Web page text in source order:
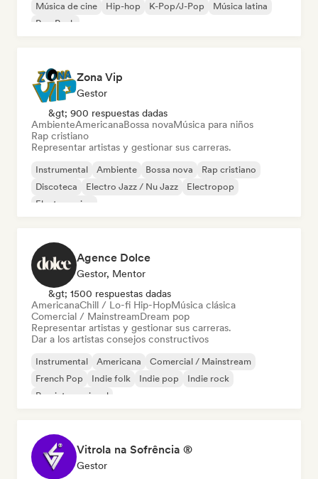
Música de cine
Hip-hop K-Pop/J-Pop
Música latina
Pop Punk
Zona Vip
Gestor
&gt; 900 respuestas dadas
AmbienteAmericanaBossa novaMúsica para niños
Rap cristiano
Representar artistas y gestionar sus carreras.
Instrumental Ambiente Bossa nova
Rap cristiano
Discoteca
Electro Jazz / Nu Jazz
Electropop
Electro swing
Agence Dolce
Gestor, Mentor
&gt; 1500 respuestas dadas
AmericanaChill / Lo-fi Hip-HopMúsica clásica
Comercial / MainstreamDream pop
Representar artistas y gestionar sus carreras.
Dar a los artistas consejos constructivos
Instrumental Americana
Comercial / Mainstream
French Pop
Indie folk Indie pop
Indie rock
Pop internacional
Vitrola na Sofrência ®
Gestor